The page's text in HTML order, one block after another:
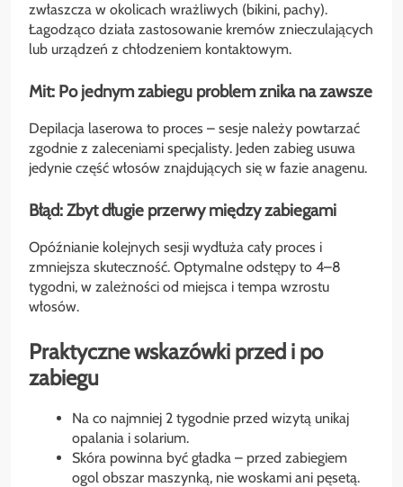
zwłaszcza w okolicach wrażliwych (bikini, pachy).
Łagodząco działa zastosowanie kremów znieczulających
lub urządzeń z chłodzeniem kontaktowym.
Mit: Po jednym zabiegu problem znika na zawsze
Depilacja laserowa to proces – sesje należy powtarzać
zgodnie z zaleceniami specjalisty. Jeden zabieg usuwa
jedynie część włosów znajdujących się w fazie anagenu.
Błąd: Zbyt długie przerwy między zabiegami
Opóźnianie kolejnych sesji wydłuża cały proces i
zmniejsza skuteczność. Optymalne odstępy to 4–8
tygodni, w zależności od miejsca i tempa wzrostu
włosów.
Praktyczne wskazówki przed i po
zabiegu
Na co najmniej 2 tygodnie przed wizytą unikaj
opalania i solarium.
Skóra powinna być gładka – przed zabiegiem
ogol obszar maszynką, nie woskami ani pęsetą.